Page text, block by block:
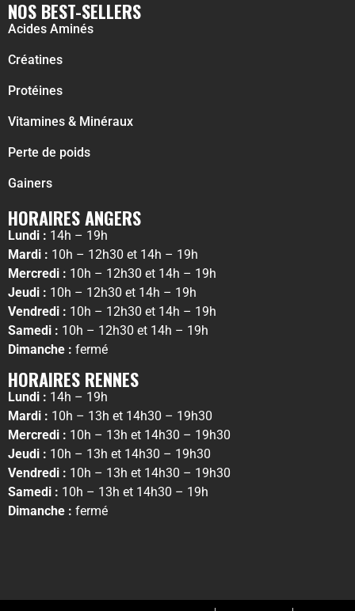
NOS BEST-SELLERS
Acides Aminés
Créatines
Protéines
Vitamines & Minéraux
Perte de poids
Gainers
HORAIRES ANGERS
Lundi : 14h – 19h
Mardi : 10h – 12h30 et 14h – 19h
Mercredi : 10h – 12h30 et 14h – 19h
Jeudi : 10h – 12h30 et 14h – 19h
Vendredi : 10h – 12h30 et 14h – 19h
Samedi : 10h – 12h30 et 14h – 19h
Dimanche : fermé
HORAIRES RENNES
Lundi : 14h – 19h
Mardi : 10h – 13h et 14h30 – 19h30
Mercredi : 10h – 13h et 14h30 – 19h30
Jeudi : 10h – 13h et 14h30 – 19h30
Vendredi : 10h – 13h et 14h30 – 19h30
Samedi : 10h – 13h et 14h30 – 19h
Dimanche : fermé